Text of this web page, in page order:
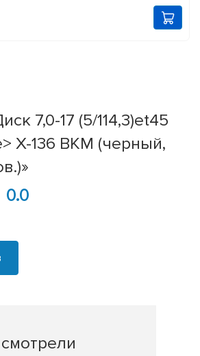
7,0-17 (5/114,3)et45
X-136 BKM (черный,
0.0